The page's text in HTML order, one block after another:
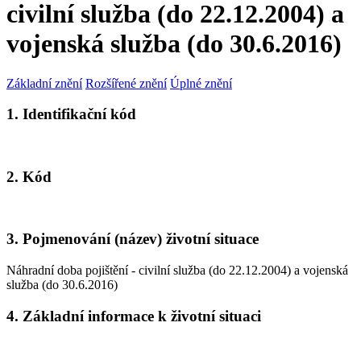
civilní služba (do 22.12.2004) a
vojenská služba (do 30.6.2016)
Základní znění Rozšířené znění Úplné znění
1. Identifikační kód
2. Kód
3. Pojmenování (název) životní situace
Náhradní doba pojištění - civilní služba (do 22.12.2004) a vojenská
služba (do 30.6.2016)
4. Základní informace k životní situaci